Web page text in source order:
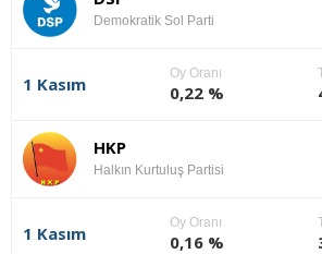
Demokratik Sol Parti
1 Kasım
Oy Oranı
0,22 %
HKP
Halkın Kurtuluş Partisi
1 Kasım
Oy Oranı
0,16 %